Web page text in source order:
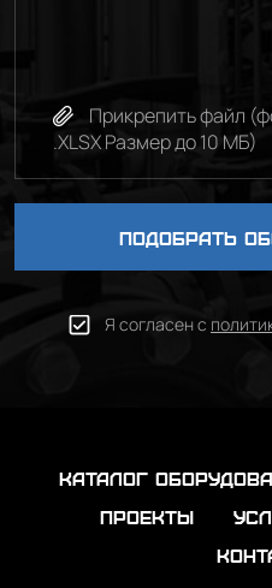
Прикрепить файл
.XLSX Размер до 10 МБ)
ПОДОБРАТЬ
Я согласен с
каталог
проекты